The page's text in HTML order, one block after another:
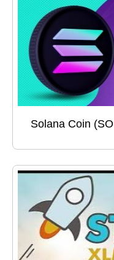
Solana Coin